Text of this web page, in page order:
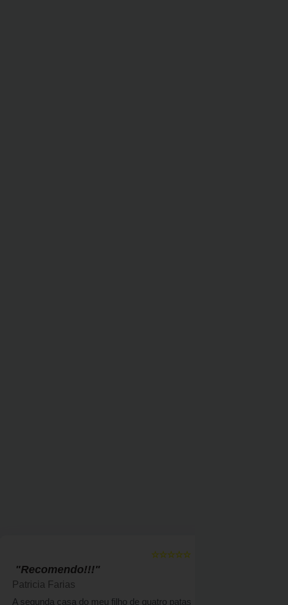
☆☆☆☆☆
"Recomendo!!!"
Patricia Farias
A segunda casa do meu filho de quatro patas